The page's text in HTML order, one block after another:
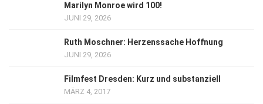
Marilyn Monroe wird 100!
JUNI 29, 2026
Ruth Moschner: Herzenssache Hoffnung
JUNI 29, 2026
Filmfest Dresden: Kurz und substanziell
MÄRZ 4, 2017